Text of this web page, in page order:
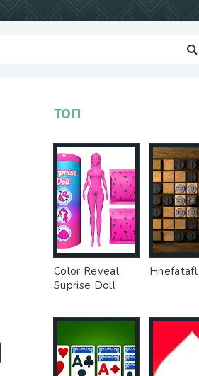
ТОП
Color Reveal
Suprise Doll
Hnefatafl